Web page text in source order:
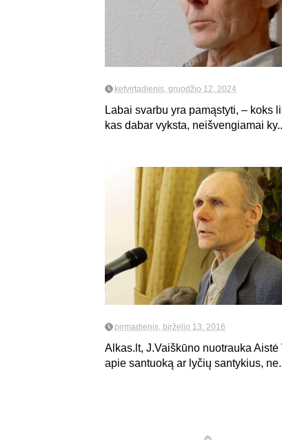
ketvirtadienis, gruodžio 12, 2024
Labai svarbu yra pamąstyti, – koks
kas dabar vyksta, neišvengiamai
pirmadienis, birželio 13, 2016
Alkas.lt, J.Vaiškūno nuotrauka
apie santuoką ar lyčių santykius,